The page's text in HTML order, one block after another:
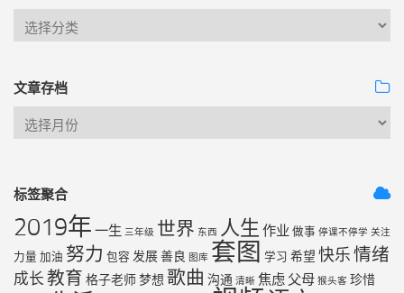
文章存档
标签聚合
2019年 一生 三年级 世界 东西 人生 作业 做事 停课不停学 关注
力量 加油 努力 包容 发展善良 图库 套图 学习 希望 快乐情绪
成长 教育 格子老师梦想 歌曲 沟通 清晰 焦虑 父母 猴头客 珍惜